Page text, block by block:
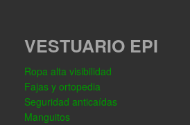
VESTUARIO EPI
Ropa alta visibilidad
Fajas y ortopedia
Seguridad anticaídas
Manguitos